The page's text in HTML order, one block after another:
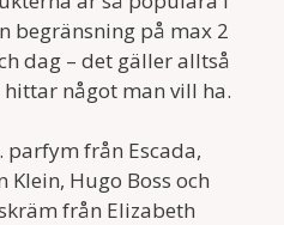
begränsning på max 2
dag – det gäller alltså
något man vill ha.
från Escada,
Klein, Hugo Boss och
från Elizabeth